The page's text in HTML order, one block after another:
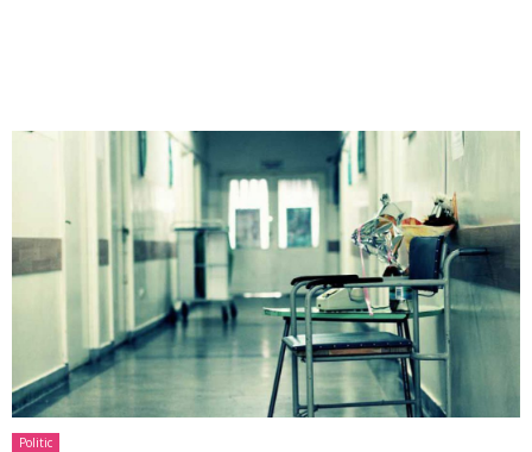
Politic